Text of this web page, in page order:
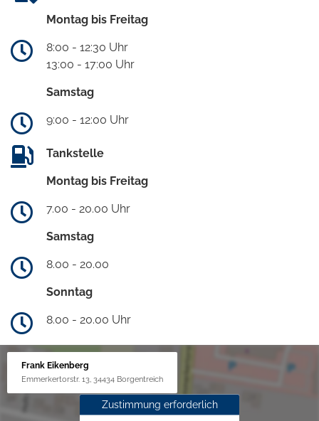
Montag bis Freitag
8:00 - 12:30 Uhr
13:00 - 17:00 Uhr
Samstag
9:00 - 12:00 Uhr
Tankstelle
Montag bis Freitag
7.00 - 20.00 Uhr
Samstag
8.00 - 20.00
Sonntag
8.00 - 20.00 Uhr
Frank Eikenberg
Emmerkertorstr. 13, 34434 Borgentreich
Zustimmung erforderlich